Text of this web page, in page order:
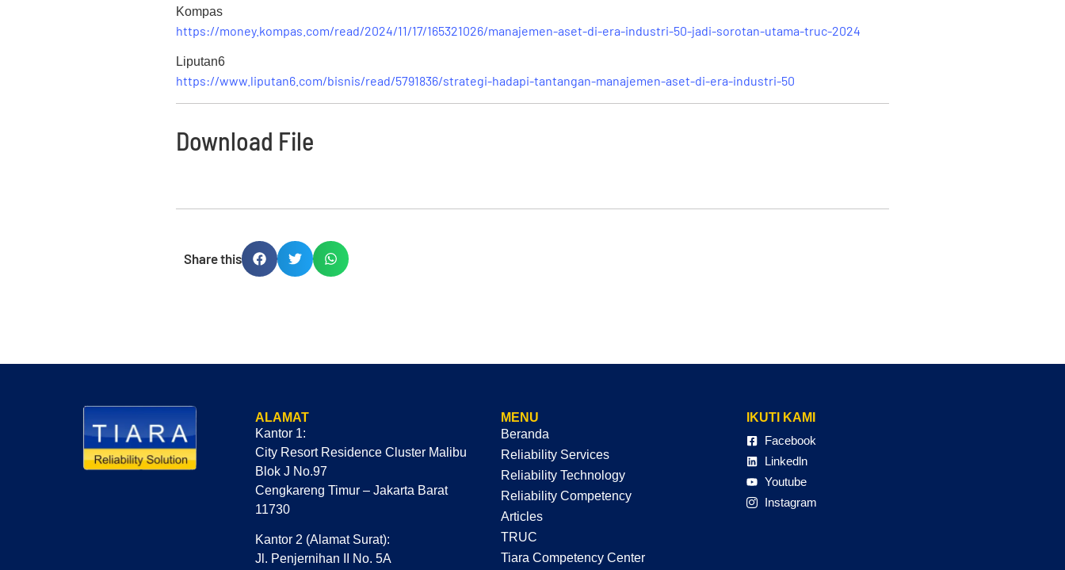
Kompas
https://money.kompas.com/read/2024/11/17/165321026/manajemen-aset-di-era-industri-50-jadi-sorotan-utama-truc-2024
Liputan6
https://www.liputan6.com/bisnis/read/5791836/strategi-hadapi-tantangan-manajemen-aset-di-era-industri-50
Download File
Share this
ALAMAT
Kantor 1:
City Resort Residence Cluster Malibu
Blok J No.97
Cengkareng Timur – Jakarta Barat
11730
Kantor 2 (Alamat Surat):
Jl. Penjernihan II No. 5A
MENU
Beranda
Reliability Services
Reliability Technology
Reliability Competency
Articles
TRUC
Tiara Competency Center
IKUTI KAMI
Facebook
Linkedln
Youtube
Instagram